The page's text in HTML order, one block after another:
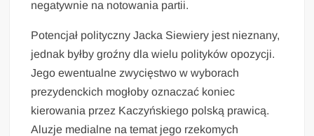
negatywnie na notowania partii.
Potencjał polityczny Jacka Siewiery jest nieznany,
jednak byłby groźny dla wielu polityków opozycji.
Jego ewentualne zwycięstwo w wyborach
prezydenckich mogłoby oznaczać koniec
kierowania przez Kaczyńskiego polską prawicą.
Aluzje medialne na temat jego rzekomych